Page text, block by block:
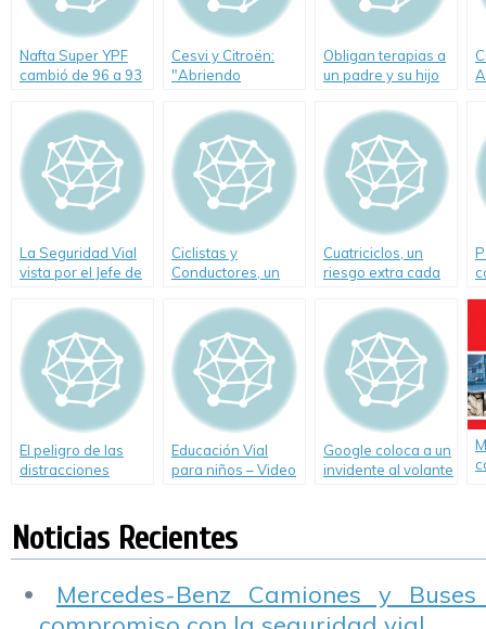
Nafta Super YPF
cambió de 96 a 93
Cesvi y Citroën:
"Abriendo
Obligan terapias a
un padre y su hijo
normas viales
La Seguridad Vial
vista por el Jefe de
Ciudad Autónoma
de Buenos Aires
Ciclistas y
Conductores, un
Cuatriciclos, un
riesgo extra cada
El peligro de las
distracciones
Educación Vial
para niños – Video
Google coloca a un
invidente al volante
Noticias Recientes
Mercedes-Benz Camiones y